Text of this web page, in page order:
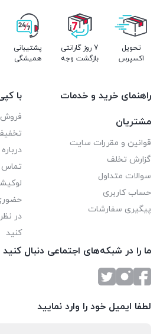
تحویل
اکسپرس
7 روز گارانتی
بازگشت وجه
پشتیبانی
همیشگی
راهنمای خرید و خدمات
مشتریان
قوانین و مقررات سایت
گزارش تخلف
سوالات متداول
حساب کاربری
پیگیری سفارشات
با
تماس
در
کنید
ما را در شبکه‌های اجتماعی دنبال کنید
لطفا ایمیل خود را وارد نمایید